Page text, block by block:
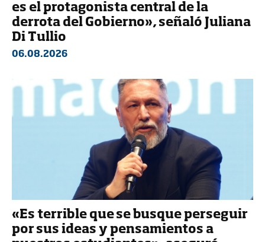
es el protagonista central de la
derrota del Gobierno», señaló Juliana
Di Tullio
06.08.2026
«Es terrible que se busque perseguir
por sus ideas y pensamientos a